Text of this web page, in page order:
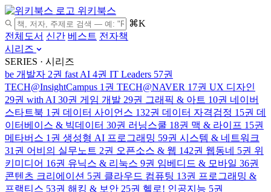
위키북스
⌘K
전체도서 신간 베스트 전자책
시리즈
SERIES · 시리즈
be 개발자 2권 fast AI 4권 IT Leaders 57권
TECH@InsightCampus 1권 TECH@NAVER 17권 UX 디자인
29권 with AI 30권 게임 개발 29권 그래픽 & 아트 10권 네이버
스타트북 1권 데이터 사이언스 132권 데이터 자격검정 15권 데
이터베이스 & 빅데이터 30권 러닝스쿨 18권 맥 & 라이프 15권
메타버스 1권 생성형 AI 프로그래밍 59권 시스템 & 네트워크
31권 어비의 실무노트 2권 오픈소스 & 웹 142권 웹동네 5권 위
키미디어 16권 유닉스 & 리눅스 9권 임베디드 & 모바일 36권
콘텐츠 크리에이션 5권 클라우드 컴퓨팅 13권 프로그래밍 &
프랙티스 53권 해킹 & 보안 25권 헬로! 인공지능 5권